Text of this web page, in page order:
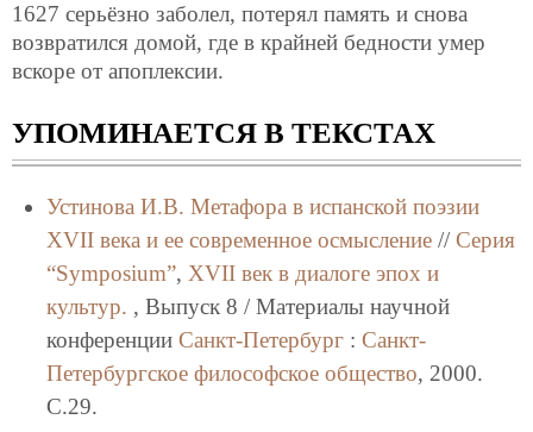
1627 серьёзно заболел, потерял память и снова
возвратился домой, где в крайней бедности умер
вскоре от апоплексии.
УПОМИНАЕТСЯ В ТЕКСТАХ
Устинова И.В. Метафора в испанской поэзии
XVII века и ее современное осмысление// Серия
“Symposium”, XVII век в диалоге эпох и
культур. , Выпуск 8 / Материалы научной
конференции Санкт-Петербург: Санкт-
Петербургское философское общество, 2000.
C.29.